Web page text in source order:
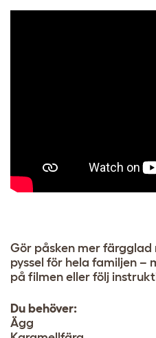
Gör påsken mer
pyssel för hela familjen
på filmen eller följ
Du behöver:
Ägg